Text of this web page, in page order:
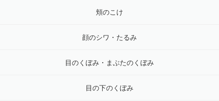
頬のこけ
顔のシワ・たるみ
目のくぼみ・まぶたのくぼみ
目の下のくぼみ